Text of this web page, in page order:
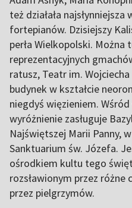
też działała
fortepianów. Dzisiejszy
perła Wielkopolski. Można
reprezentacyjnych
ratusz, Teatr im.
budynek w kształcie
niegdyś więzieniem.
wyróżnienie zasługuje
Najświętszej Marii Panny,
Sanktuarium św. Józefa.
ośrodkiem kultu tego
rozsławionym przez różne
przez pielgrzymów.